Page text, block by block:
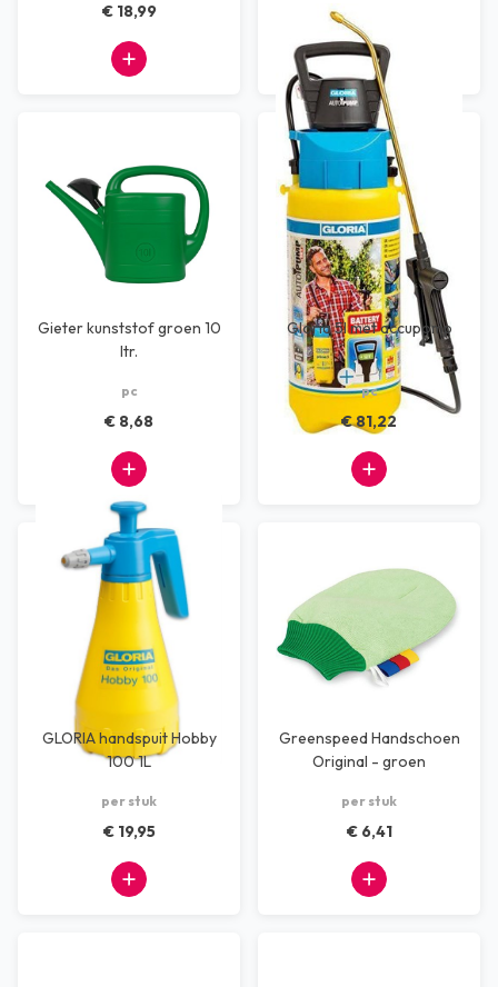
€ 18,99 € 101,97
Gieter kunststof groen 10
ltr.
pc
€ 8,68
Gloria 5l met accupomp
pc
€ 81,22
GLORIA handspuit Hobby
100 1L
per stuk
€ 19,95
Greenspeed Handschoen
Original - groen
per stuk
€ 6,41